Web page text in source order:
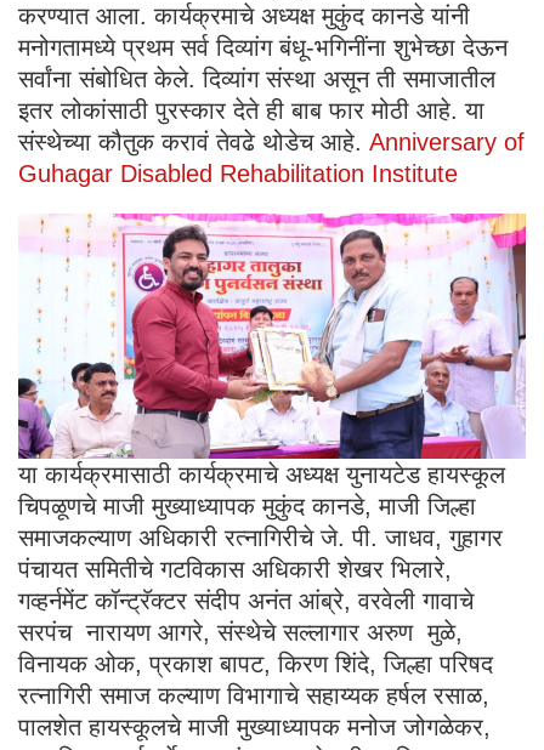
करण्यात आला. कार्यक्रमाचे अध्यक्ष मुकुंद कानडे यांनी
मनोगतामध्ये प्रथम सर्व दिव्यांग बंधू-भगिनींना शुभेच्छा देऊन
सर्वांना संबोधित केले. दिव्यांग संस्था असून ती समाजातील
इतर लोकांसाठी पुरस्कार देते ही बाब फार मोठी आहे. या
संस्थेच्या कौतुक करावं तेवढे थोडेच आहे. Anniversary of
Guhagar Disabled Rehabilitation Institute
या कार्यक्रमासाठी कार्यक्रमाचे अध्यक्ष युनायटेड हायस्कूल
चिपळूणचे माजी मुख्याध्यापक मुकुंद कानडे, माजी जिल्हा
समाजकल्याण अधिकारी रत्नागिरीचे जे. पी. जाधव, गुहागर
पंचायत समितीचे गटविकास अधिकारी शेखर भिलारे,
गव्हर्नमेंट कॉन्ट्रॅक्टर संदीप अनंत आंब्रे, वरवेली गावाचे
सरपंच नारायण आगरे, संस्थेचे सल्लागार अरुण मुळे,
विनायक ओक, प्रकाश बापट, किरण शिंदे, जिल्हा परिषद
रत्नागिरी समाज कल्याण विभागाचे सहाय्यक हर्षल रसाळ,
पालशेत हायस्कूलचे माजी मुख्याध्यापक मनोज जोगळेकर,